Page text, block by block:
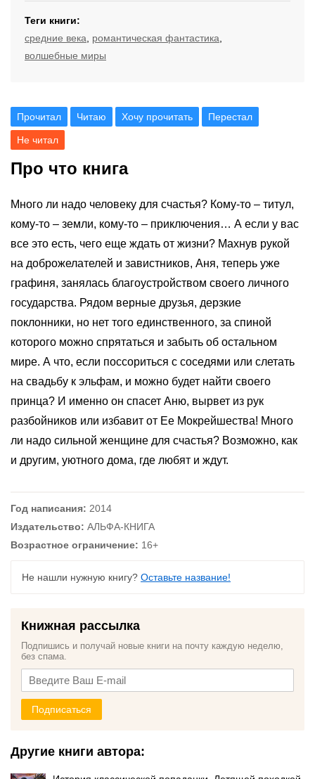
Теги книги:
средние века
романтическая фантастика
волшебные миры
Прочитал Читаю Хочу прочитать Перестал
Не читал
Про что книга
Много ли надо человеку для счастья? Кому-то – титул,
кому-то – земли, кому-то – приключения… А если у вас
все это есть, чего еще ждать от жизни? Махнув рукой
на доброжелателей и завистников, Аня, теперь уже
графиня, занялась благоустройством своего личного
государства. Рядом верные друзья, дерзкие
поклонники, но нет того единственного, за спиной
которого можно спрятаться и забыть об остальном
мире. А что, если поссориться с соседями или слетать
на свадьбу к эльфам, и можно будет найти своего
принца? И именно он спасет Аню, вырвет из рук
разбойников или избавит от Ее Мокрейшества! Много
ли надо сильной женщине для счастья? Возможно, как
и другим, уютного дома, где любят и ждут.
Год написания: 2014
Издательство: АЛЬФА-КНИГА
Возрастное ограничение: 16+
Не нашли нужную книгу? Оставьте название!
Книжная рассылка
Подпишись и получай новые книги на почту каждую неделю,
без спама.
Подписаться
Другие книги автора: